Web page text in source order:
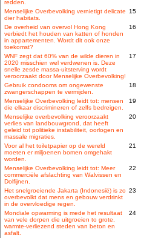
redden.
Menselijke Overbevolking vernietigt delicate
dier habitats.
15
De overheid van overvol Hong Kong
verbiedt het houden van katten of honden
in appartementen. Wordt dit ook onze
toekomst?
16
WNF zegt dat 60% van de wilde dieren in
2020 misschien wel verdwenen is. Deze
snelle zesde massa-uitsterving wordt
veroorzaakt door Menselijke Overbevolking!
17
Gebruik condooms om ongewenste
zwangerschappen te vermijden.
18
Menselijke Overbevolking leidt tot: mensen
die elkaar discrimineren of zelfs bedreigen.
19
Menselijke overbevolking veroorzaakt
verlies van landbouwgrond, dat heeft
geleid tot politieke instabiliteit, oorlogen en
massale migraties.
20
Voor al het toiletpapier op de wereld
moeten er miljoenen bomen omgehakt
worden.
21
Menselijke Overbevolking leidt tot: Meer
commerciële afslachting van Walvissen en
Dolfijnen.
22
Het snelgroeiende Jakarta (Indonesië) is zo
overbevolkt dat mens en gebouw verdrinkt
in de overvloedige regen.
23
Mondiale opwarming is mede het resultaat
van vele dorpen die uitgroeien to grote,
warmte-verliezend steden van beton en
asfalt.
24